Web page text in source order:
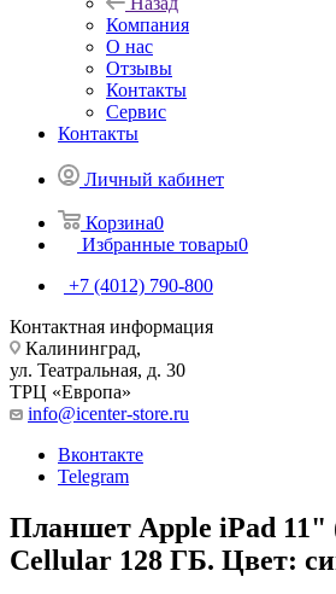
Компания
О нас
Отзывы
Контакты
Сервис
Контакты
Личный кабинет
Корзина0
Избранные товары0
+7 (4012) 790-800
Контактная информация
Калининград,
ул. Театральная, д. 30
ТРЦ «Европа»
info@icenter-store.ru
Вконтакте
Telegram
Планшет Apple iPad 11"
Cellular 128 ГБ. Цвет: